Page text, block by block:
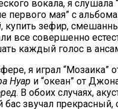
вокала, я слушала
первого мая” с альбома
, купить зефир,
все совершенно
каждый голос в
я играл “Мозаика”
Нуар и “океан” от
. В обоих случаях,
бас звучал прекрасный,